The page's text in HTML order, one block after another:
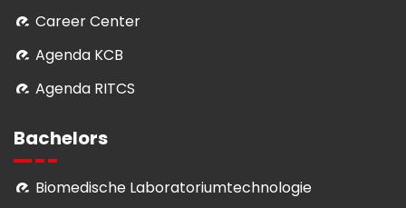
Career Center
Agenda KCB
Agenda RITCS
Bachelors
Biomedische Laboratoriumtechnologie